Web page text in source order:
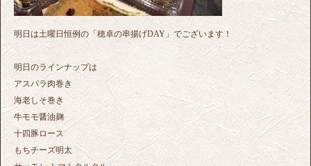
明日は土曜日恒例の「穂卓の串揚げDAY」でございます！
明日のラインナップは
アスパラ肉巻き
海老しそ巻き
牛モモ醤油麹
十四豚ロース
もちチーズ明太